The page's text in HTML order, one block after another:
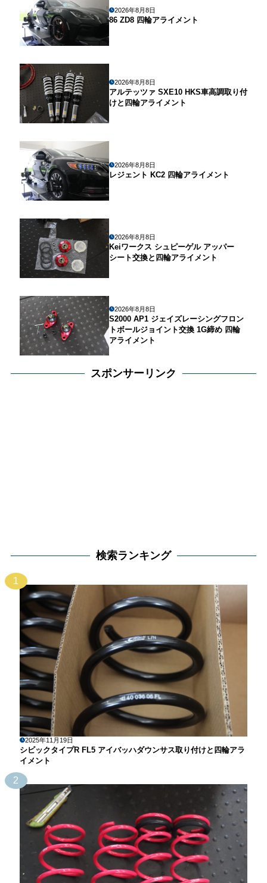
2026年8月8日
86 ZD8 四輪アライメント
2026年8月8日
アルテッツァ SXE10 HKS車高調取り付
けと四輪アライメント
2026年8月8日
レジェント KC2 四輪アライメント
2026年8月8日
Keiワークス シュピーゲル アッパー
シート交換と四輪アライメント
2026年8月8日
S2000 AP1 ジェイズレーシングフロン
トボールジョイント交換 1G締め 四輪
アライメント
スポンサーリンク
検索ランキング
1
2025年11月19日
シビックタイプR FL5 アイバッハダウンサス取り付けと四輪アラ
イメント
2